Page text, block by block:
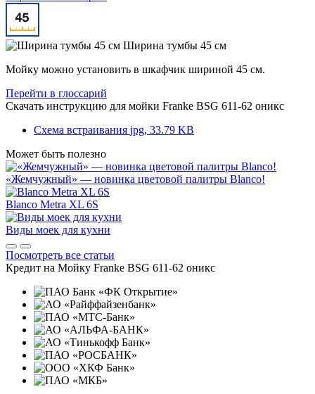
Ширина тумбы 45 см
Мойку можно установить в шкафчик шириной 45 см.
Перейти в глоссарий
Скачать инструкцию для мойки Franke BSG 611-62 оникс
Схема встраивания jpg, 33.79 KB
Может быть полезно
«Жемчужный» — новинка цветовой палитры Blanco!
Blanco Metra XL 6S
Виды моек для кухни
Посмотреть все статьи
Кредит на Мойку Franke BSG 611-62 оникс